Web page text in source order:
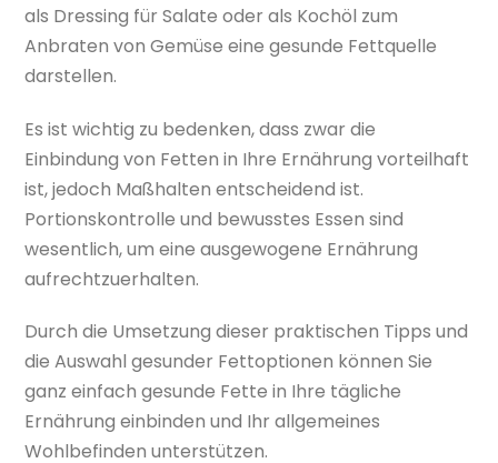
als Dressing für Salate oder als Kochöl zum
Anbraten von Gemüse eine gesunde Fettquelle
darstellen.
Es ist wichtig zu bedenken, dass zwar die
Einbindung von Fetten in Ihre Ernährung vorteilhaft
ist, jedoch Maßhalten entscheidend ist.
Portionskontrolle und bewusstes Essen sind
wesentlich, um eine ausgewogene Ernährung
aufrechtzuerhalten.
Durch die Umsetzung dieser praktischen Tipps und
die Auswahl gesunder Fettoptionen können Sie
ganz einfach gesunde Fette in Ihre tägliche
Ernährung einbinden und Ihr allgemeines
Wohlbefinden unterstützen.